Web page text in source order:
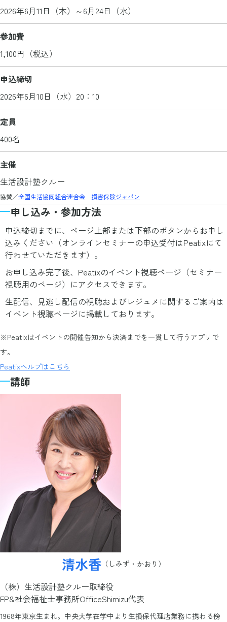
2026年6月11日（木）～6月24日（水）
参加費
1,100円（税込）
申込締切
2026年6月10日（水）20：10
定員
400名
主催
生活設計塾クルー
協賛／全国生活協同組合連合会 損害保険ジャパン
申し込み・参加方法
申込締切までに、ページ上部または下部のボタンからお申し
込みください（オンラインセミナーの申込受付はPeatixにて
行わせていただきます）。
お申し込み完了後、Peatixのイベント視聴ページ（セミナー
視聴用のページ）にアクセスできます。
生配信、見逃し配信の視聴およびレジュメに関するご案内は
イベント視聴ページに掲載しております。
※Peatixはイベントの開催告知から決済までを一貫して行うアプリで
す。
Peatixヘルプはこちら
講師
清水香 （しみず・かおり）
（株）生活設計塾クルー取締役
FP&社会福祉士事務所OfficeShimizu代表
1968年東京生まれ。中央大学在学中より生損保代理店業務に携わる傍